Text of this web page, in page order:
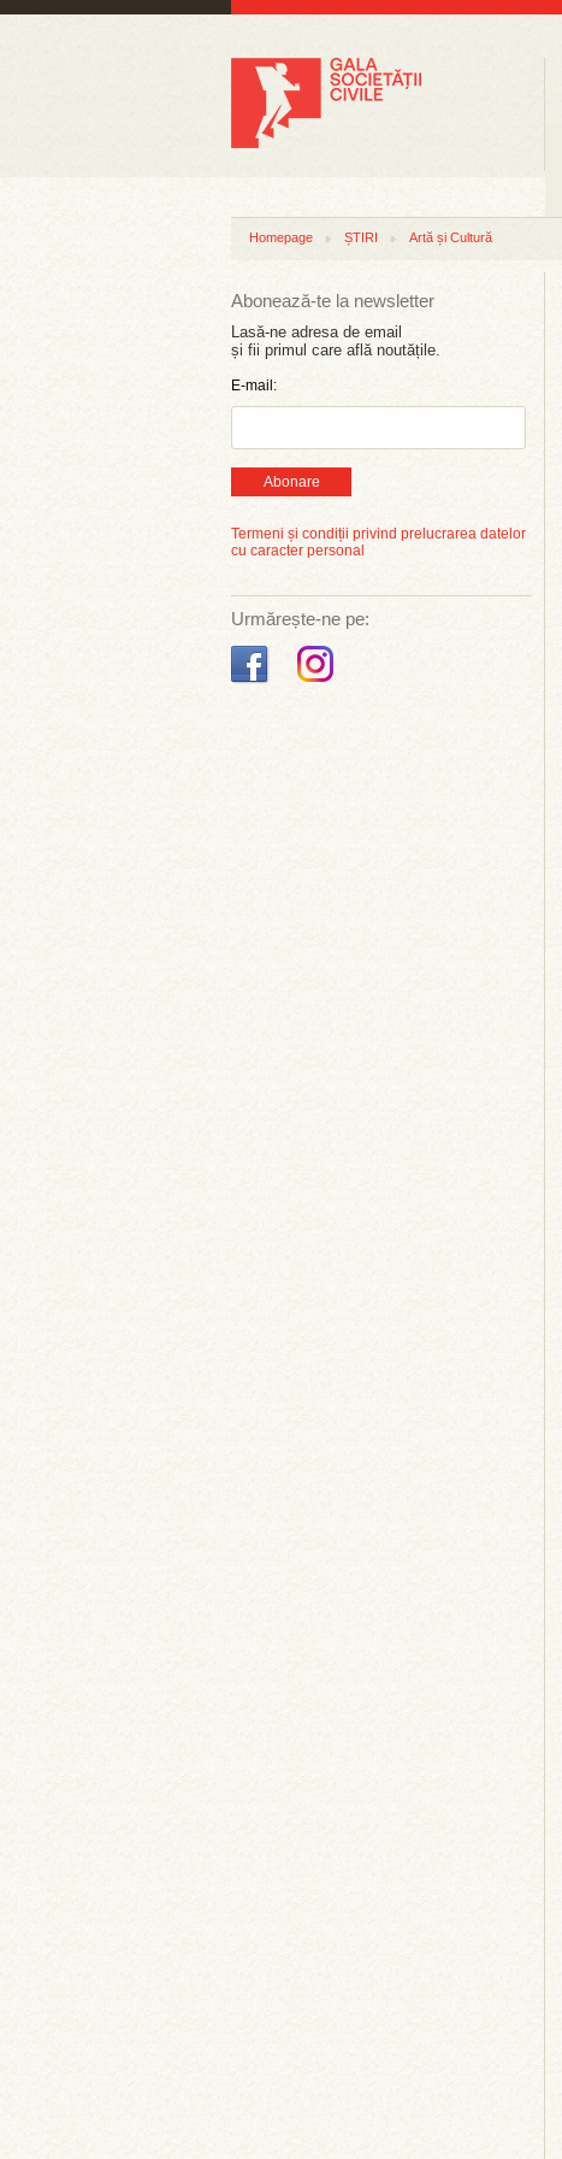
Homepage ȘTIRI Artă și Cultură
Abonează-te la newsletter
Lasă-ne adresa de email
și fii primul care află noutățile.
E-mail:
Abonare
Termeni și condiții privind prelucrarea datelor
cu caracter personal
Urmărește-ne pe: